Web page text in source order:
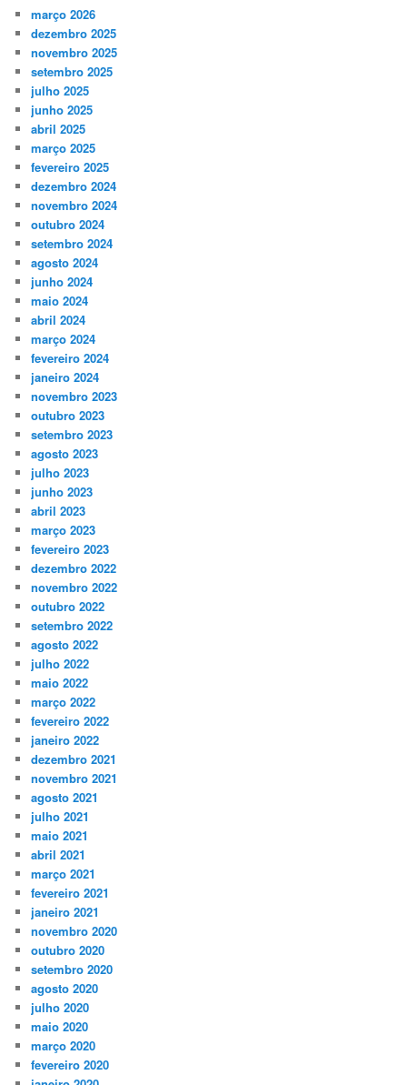
março 2026
dezembro 2025
novembro 2025
setembro 2025
julho 2025
junho 2025
abril 2025
março 2025
fevereiro 2025
dezembro 2024
novembro 2024
outubro 2024
setembro 2024
agosto 2024
junho 2024
maio 2024
abril 2024
março 2024
fevereiro 2024
janeiro 2024
novembro 2023
outubro 2023
setembro 2023
agosto 2023
julho 2023
junho 2023
abril 2023
março 2023
fevereiro 2023
dezembro 2022
novembro 2022
outubro 2022
setembro 2022
agosto 2022
julho 2022
maio 2022
março 2022
fevereiro 2022
janeiro 2022
dezembro 2021
novembro 2021
agosto 2021
julho 2021
maio 2021
abril 2021
março 2021
fevereiro 2021
janeiro 2021
novembro 2020
outubro 2020
setembro 2020
agosto 2020
julho 2020
maio 2020
março 2020
fevereiro 2020